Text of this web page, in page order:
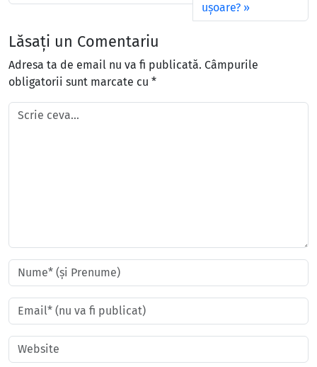
uşoare?
Lăsați un Comentariu
Adresa ta de email nu va fi publicată. Câmpurile
obligatorii sunt marcate cu *